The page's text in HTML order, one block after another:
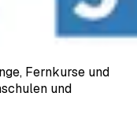
Fernkurse und
und